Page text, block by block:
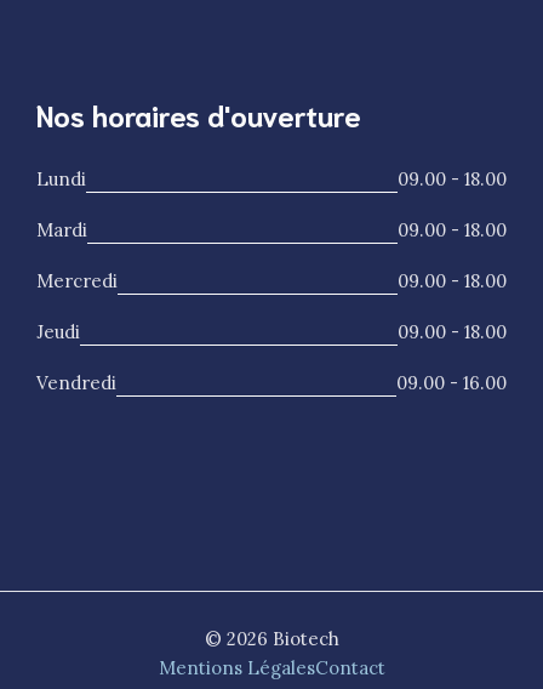
Nos horaires d'ouverture
Lundi 09.00 - 18.00
Mardi 09.00 - 18.00
Mercredi 09.00 - 18.00
Jeudi 09.00 - 18.00
Vendredi 09.00 - 16.00
© 2026 Biotech
Mentions LégalesContact